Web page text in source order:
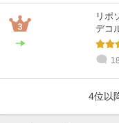
リポ
デコ
4位以